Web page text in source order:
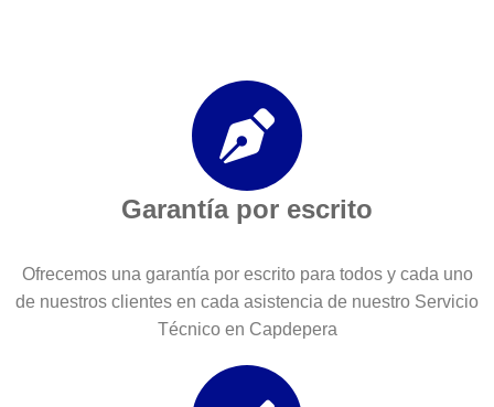
Garantía por escrito
Ofrecemos una garantía por escrito para todos y cada uno
de nuestros clientes en cada asistencia de nuestro Servicio
Técnico en Capdepera